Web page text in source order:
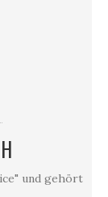
und gehört